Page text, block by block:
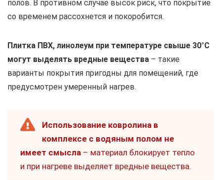
полов. В противном случае высок риск, что покрытие
со временем рассохнется и покоробится.
Плитка ПВХ, линолеум при температуре свыше 30°С
могут выделять вредные вещества – такие
варианты покрытия пригодны для помещений, где
предусмотрен умеренный нагрев.
Использование ковролина в
комплексе с водяным полом не
имеет смысла – материал блокирует тепло
и при нагреве выделяет вредные вещества.